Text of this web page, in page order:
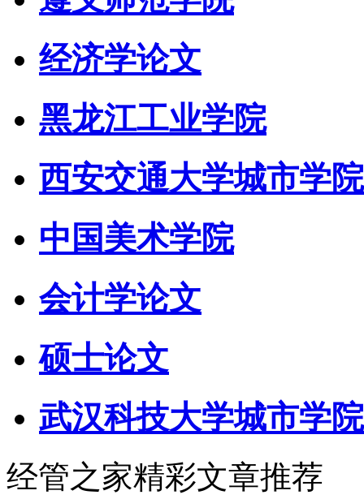
经济学论文
黑龙江工业学院
西安交通大学城市学院
中国美术学院
会计学论文
硕士论文
武汉科技大学城市学院
经管之家精彩文章推荐